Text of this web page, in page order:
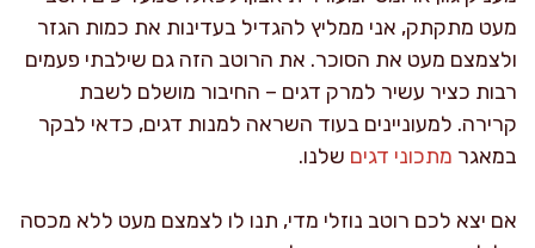
מעט מתקתק, אני ממליץ להגדיל בעדינות את כמות הגזר
ולצמצם מעט את הסוכר. את הרוטב הזה גם שילבתי פעמים
רבות כציר עשיר למרק דגים – החיבור מושלם לשבת
קרירה. למעוניינים בעוד השראה למנות דגים, כדאי לבקר
במאגר מתכוני דגים שלנו.
אם יצא לכם רוטב נוזלי מדי, תנו לו לצמצם מעט ללא מכסה